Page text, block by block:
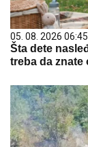
05. 08. 2026 06:45
Šta dete
treba da znate